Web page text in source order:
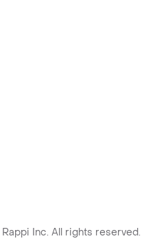
Rappi Inc. All rights reserved.